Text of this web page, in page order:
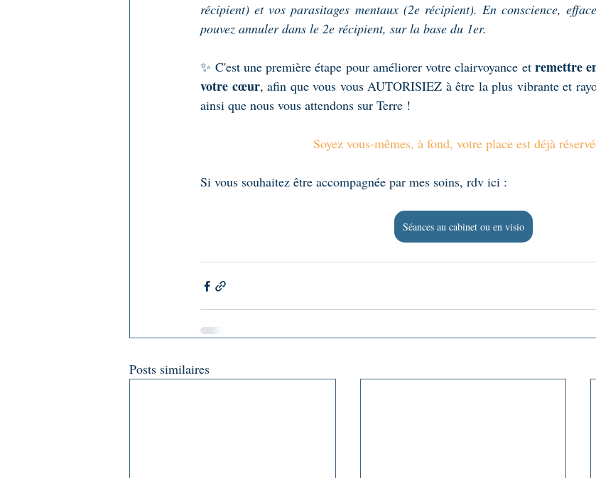
récipient) et vos parasitages mentaux (2e récipient). En conscience,
pouvez annuler dans le 2e récipient, sur la base du 1er.
✨ C'est une première étape pour améliorer votre clairvoyance et remettre
votre cœur, afin que vous vous AUTORISIEZ à être la plus vibrante et
ainsi que nous vous attendons sur Terre !
Soyez vous-mêmes, à fond, votre place est déjà
Si vous souhaitez être accompagnée par mes soins, rdv ici :
Séances au cabinet ou en visio
Posts similaires